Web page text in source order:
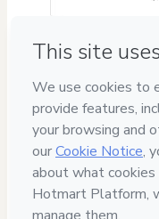
Your
Safe
Secure